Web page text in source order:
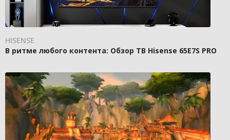
HISENSE
В ритме любого контента: Обзор ТВ Hisense 65E7S PRO